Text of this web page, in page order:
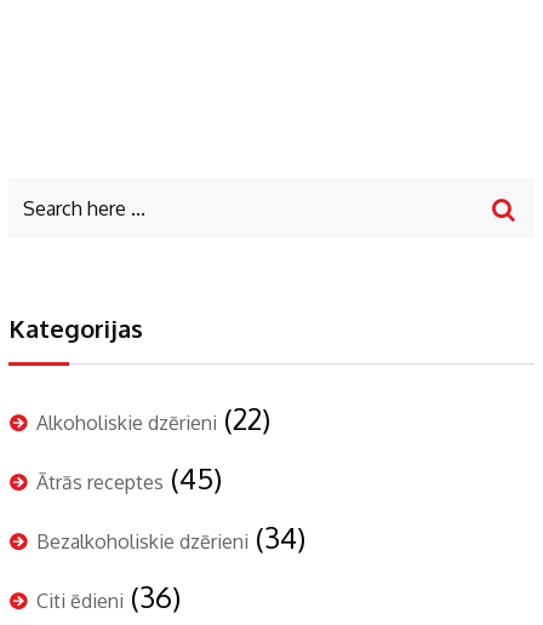
Kategorijas
Alkoholiskie dzērieni (22)
Ātrās receptes (45)
Bezalkoholiskie dzērieni (34)
Citi ēdieni (36)